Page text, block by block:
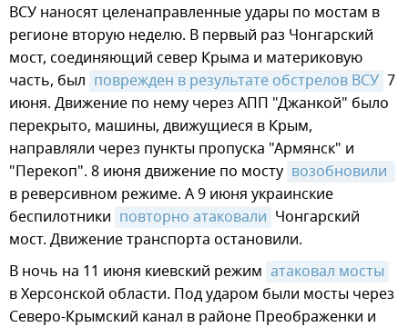
ВСУ наносят целенаправленные удары по мостам в
регионе вторую неделю. В первый раз Чонгарский
мост, соединяющий север Крыма и материковую
часть, был поврежден в результате обстрелов ВСУ 7
июня. Движение по нему через АПП "Джанкой" было
перекрыто, машины, движущиеся в Крым,
направляли через пункты пропуска "Армянск" и
"Перекоп". 8 июня движение по мосту
в реверсивном режиме. А 9 июня украинские
беспилотники повторно атаковали Чонгарский
мост. Движение транспорта остановили.
В ночь на 11 июня киевский режим атаковал мосты
в Херсонской области. Под ударом были мосты через
Северо-Крымский канал в районе Преображенки и